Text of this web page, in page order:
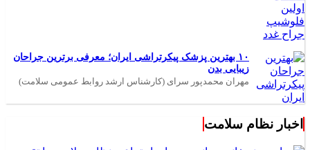
۱۰ بهترین پزشک پیکرتراشی ایران؛ معرفی برترین جراحان
زیبایی بدن
مهران محمدپور سرای (کارشناس ارشد روابط عمومی سلامت)
اخبار نظام سلامت